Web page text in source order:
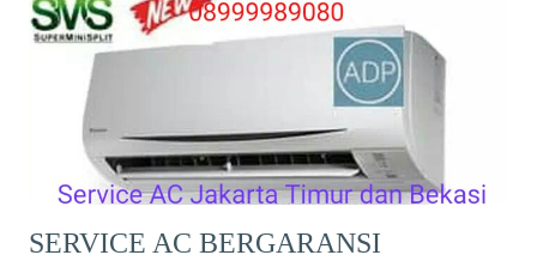
SERVICE AC BERGARANSI